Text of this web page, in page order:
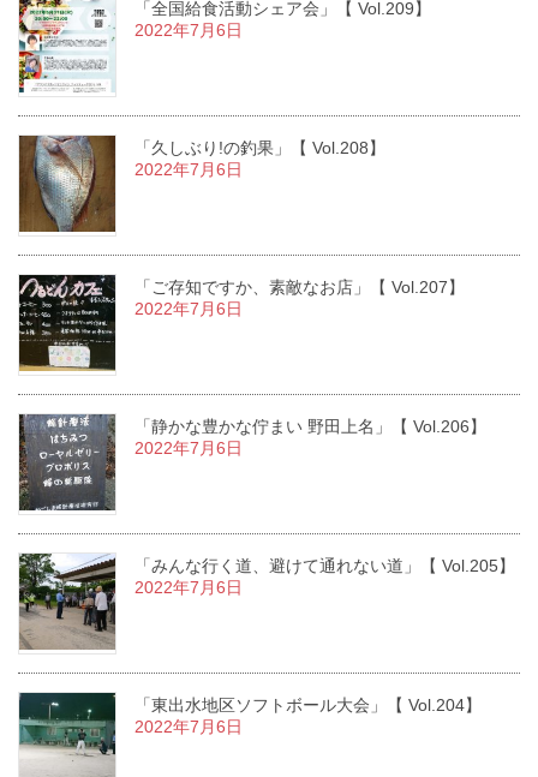
「全国給食活動シェア会」【 Vol.209】
2022年7月6日
「久しぶり!の釣果」【 Vol.208】
2022年7月6日
「ご存知ですか、素敵なお店」【 Vol.207】
2022年7月6日
「静かな豊かな佇まい 野田上名」【 Vol.206】
2022年7月6日
「みんな行く道、避けて通れない道」【 Vol.205】
2022年7月6日
「東出水地区ソフトボール大会」【 Vol.204】
2022年7月6日